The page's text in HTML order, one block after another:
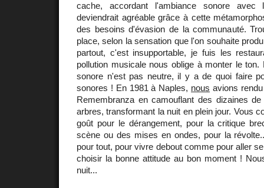
cache, accordant l'ambiance sonore
deviendrait agréable grâce à cette
des besoins d'évasion de la communauté.
place, selon la sensation que l'on souhaite
partout, c'est insupportable, je fuis les
pollution musicale nous oblige à monter le
sonore n'est pas neutre, il y a de quoi faire
sonores ! En 1981 à Naples, nous avions
Remembranza en camouflant des dizaines
arbres, transformant la nuit en plein jour. Vous
goût pour le dérangement, pour la critique
scène ou des mises en ondes, pour la
pour tout, pour vivre debout comme pour aller
choisir la bonne attitude au bon moment !
nuit...